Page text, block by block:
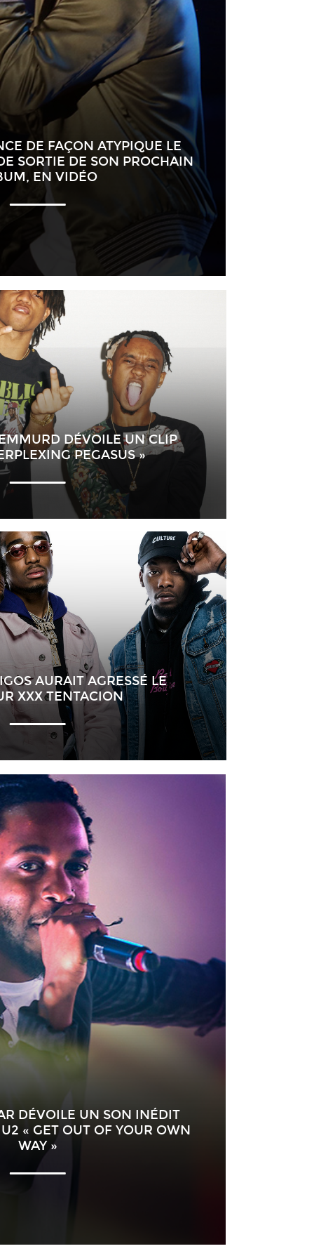
DE FAÇON ATYPIQUE LE
SORTIE DE SON PROCHAIN
EN VIDÉO
DÉVOILE UN CLIP
PEGASUS »
AURAIT AGRESSÉ LE
XXX TENTACION
DÉVOILE UN SON INÉDIT
« GET OUT OF YOUR OWN
WAY »